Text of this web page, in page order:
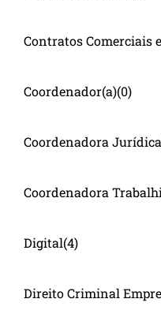
Contratos Comerciais
Coordenador(a)(0)
Coordenadora Jurídica
Coordenadora
Digital(4)
Direito Criminal